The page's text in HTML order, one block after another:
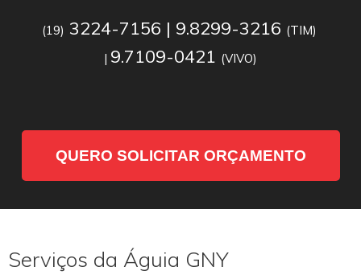
(19) 3224-7156 | 9.8299-3216 (TIM)
| 9.7109-0421 (VIVO)
QUERO SOLICITAR ORÇAMENTO
Serviços da Águia GNY